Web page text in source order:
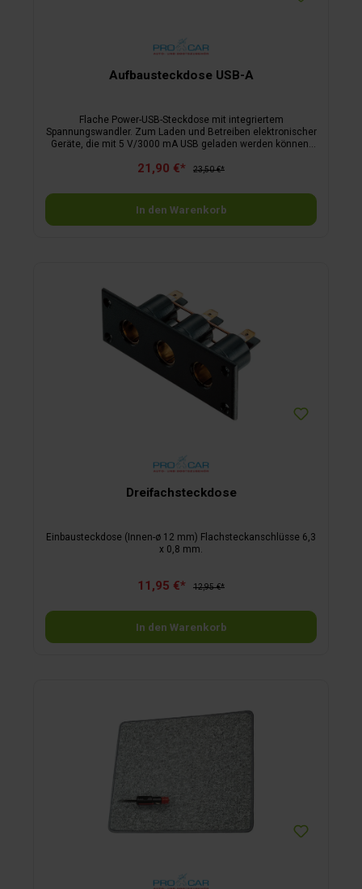
Aufbausteckdose USB-A
Flache Power-USB-Steckdose mit integriertem
Spannungswandler. Zum Laden und Betreiben elektronischer
Geräte, die mit 5 V/3000 mA USB geladen werden können.
Überlast-/Temperatur-/Verpolungsschutz.
21,90 €* 23,50 €*
In den Warenkorb
Dreifachsteckdose
Einbausteckdose (Innen-ø 12 mm) Flachsteckanschlüsse 6,3
x 0,8 mm.
11,95 €* 12,95 €*
In den Warenkorb